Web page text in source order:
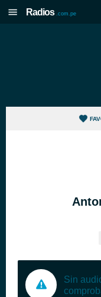
Radios .com.pe
Sin